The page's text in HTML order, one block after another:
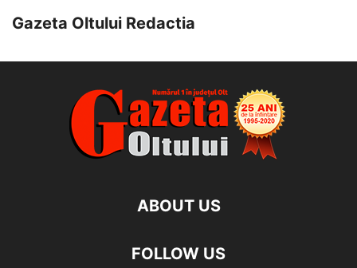
Gazeta Oltului Redactia
ABOUT US
FOLLOW US